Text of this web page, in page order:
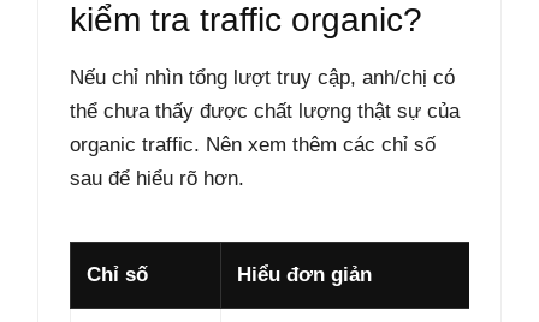
kiểm tra traffic organic?
Nếu chỉ nhìn tổng lượt truy cập, anh/chị có
thể chưa thấy được chất lượng thật sự của
organic traffic. Nên xem thêm các chỉ số
sau để hiểu rõ hơn.
Chỉ số Hiểu đơn giản